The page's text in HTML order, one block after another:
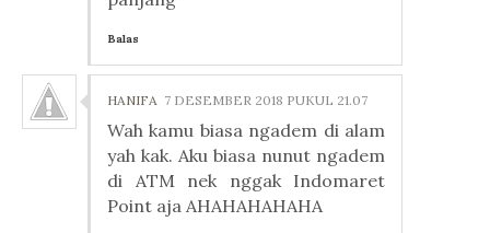
Balas
HANIFA 7 DESEMBER 2018 PUKUL 21.07
Wah kamu biasa ngadem di alam
yah kak. Aku biasa nunut ngadem
di ATM nek nggak Indomaret
Point aja AHAHAHAHAHA